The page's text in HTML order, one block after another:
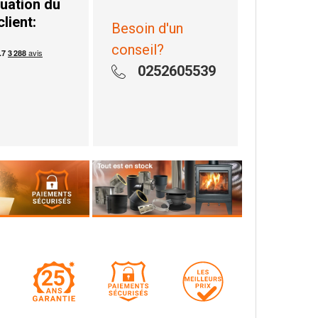
du
Besoin d'un
conseil?
0252605539